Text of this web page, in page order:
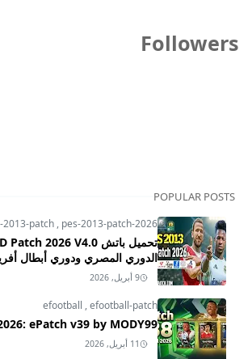
Followers
POPULAR POSTS
2013-patch, pes-2013-patch-2026
الدوري المصري ودوري أبطال
9 أبريل, 2026
efootball ,efootball-patch
ePatch v39 by MODY99
11 أبريل, 2026